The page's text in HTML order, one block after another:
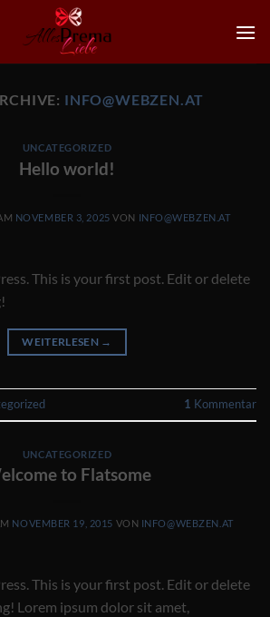
INFO@WEBZEN.AT
UNCATEGORIZED
Hello world!
NOVEMBER 3, 2025 VON INFO@WEBZEN.AT
This is your first post. Edit or delete
WEITERLESEN →
1 Kommentar
UNCATEGORIZED
to Flatsome
NOVEMBER 19, 2015 VON INFO@WEBZEN.AT
This is your first post. Edit or delete
Lorem ipsum dolor sit amet,